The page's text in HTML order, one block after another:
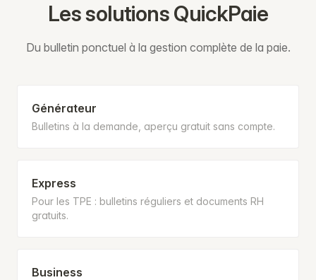
Les solutions QuickPaie
Du bulletin ponctuel à la gestion complète de la paie.
Générateur
Bulletins à la demande, aperçu gratuit sans compte.
Express
Pour les TPE : bulletins réguliers et documents RH
gratuits.
Business